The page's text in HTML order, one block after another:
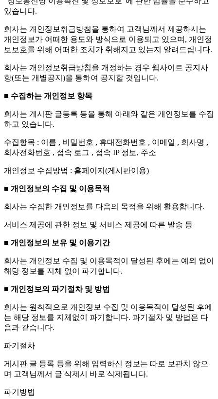
있습니다.
회사는 개인정보취급방침을 통하여 고객님께서 제공하시는
개인정보가 어떠한 용도와 방식으로 이용되고 있으며, 개인정
보보호를 위해 어떠한 조치가 취해지고 있는지 알려드립니다.
회사는 개인정보취급방침을 개정하는 경우 웹사이트 공지사
항(또는 개별공지)을 통하여 공지할 것입니다.
■ 수집하는 개인정보 항목
회사는 게시판 글등록 등을 통해 아래와 같은 개인정보를 수집
하고 있습니다.
수집항목 : 이름 , 비밀번호 , 휴대전화번호 , 이메일 , 회사명 ,
회사전화번호 , 접속 로그 , 접속 IP 정보, 주소
개인정보 수집방법 : 홈페이지(게시판이용)
■ 개인정보의 수집 및 이용목적
회사는 수집한 개인정보를 다음의 목적을 위해 활용합니다.
서비스 제공에 관한 정보 및 서비스 제공에 따른 발송 등
■ 개인정보의 보유 및 이용기간
회사는 개인정보 수집 및 이용목적이 달성된 후에는 예외 없이
해당 정보를 지체 없이 파기합니다.
■ 개인정보의 파기절차 및 방법
회사는 원칙적으로 개인정보 수집 및 이용목적이 달성된 후에
는 해당 정보를 지체없이 파기합니다. 파기절차 및 방법은 다
음과 같습니다.
파기절차
게시판 글 등록 등을 위해 입력하신 정보는 따로 보관치 않으
며 고객님께서 글 삭제시 바로 삭제됩니다.
파기방법